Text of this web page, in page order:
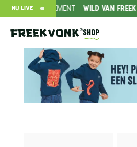
ABONNEMENT WILD VAN FREEK
NU LIVE
Shop